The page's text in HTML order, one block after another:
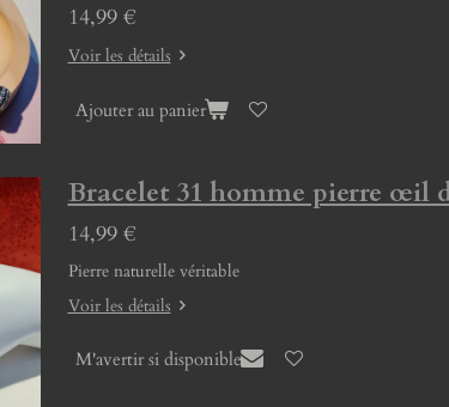
14,99 €
Voir les détails
Ajouter au panier
Bracelet 31 homme pierre œil
14,99 €
Pierre naturelle véritable
Voir les détails
M'avertir si disponible